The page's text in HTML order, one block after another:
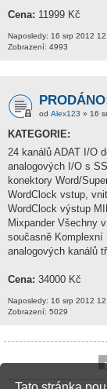
Cena: 11999 Kč
Naposledy: 16 srp 2012
Zobrazení: 4993
od Alex123 » 16
KATEGORIE:
24 kanálů ADAT I/O
analogových I/O s
konektory Word/
WordClock vstup,
WordClock výstup
Mixpander Všechny
současně Komplexní
analogových kanálů
Cena: 34000 Kč
Naposledy: 16 srp 2012
Zobrazení: 5029